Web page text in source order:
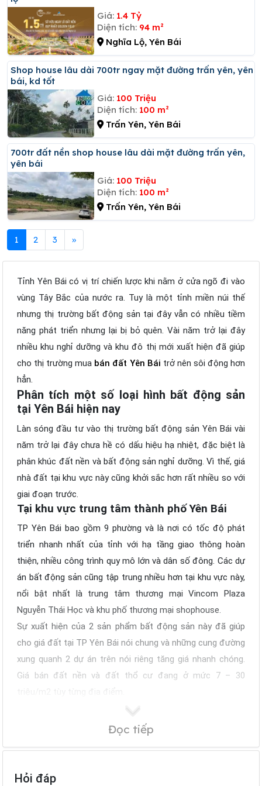
Giá: 1.4 Tỷ
Diện tích: 94 m²
Nghĩa Lộ, Yên Bái
Shop house lâu dài 700tr ngay mặt đường trấn yên, yên
bái, kd tốt
Giá: 100 Triệu
Diện tích: 100 m²
Trấn Yên, Yên Bái
700tr đất nền shop house lâu dài mặt đường trấn yên,
yên bái
Giá: 100 Triệu
Diện tích: 100 m²
Trấn Yên, Yên Bái
1 2 3 »
Tỉnh Yên Bái có vị trí chiến lược khi nằm ở cửa ngõ đi vào
vùng Tây Bắc của nước ra. Tuy là một tỉnh miền núi thế
nhưng thị trường bất động sản tại đây vẫn có nhiều tiềm
năng phát triển nhưng lại bị bỏ quên. Vài năm trở lại đây
nhiều khu nghỉ dưỡng và khu đô thị mới xuất hiện đã giúp
cho thị trường mua bán đất Yên Bái trở nên sôi động hơn
hẳn.
Phân tích một số loại hình bất động sản
tại Yên Bái hiện nay
Làn sóng đầu tư vào thị trường bất động sản Yên Bái vài
năm trở lại đây chưa hề có dấu hiệu hạ nhiệt, đặc biệt là
phân khúc đất nền và bất động sản nghỉ dưỡng. Vì thế, giá
nhà đất tại khu vực này cũng khởi sắc hơn rất nhiều so với
giai đoạn trước.
Tại khu vực trung tâm thành phố Yên Bái
TP Yên Bái bao gồm 9 phường và là nơi có tốc độ phát
triển nhanh nhất của tỉnh với hạ tầng giao thông hoàn
thiện, nhiều công trình quy mô lớn và dân số đông. Các dự
án bất động sản cũng tập trung nhiều hơn tại khu vực này,
nổi bật nhất là trung tâm thương mại Vincom Plaza
Nguyễn Thái Học và khu phố thương mại shophouse.
Sự xuất hiện của 2 sản phẩm bất động sản này đã giúp
cho giá đất tại TP Yên Bái nói chung và những cung đường
xung quanh 2 dự án trên nói riêng tăng giá nhanh chóng.
Giá bán đất nền và đất thổ cư đang ở mức 7 – 30
triệu/m2 tùy từng địa điểm.
Đọc tiếp
Hỏi đáp